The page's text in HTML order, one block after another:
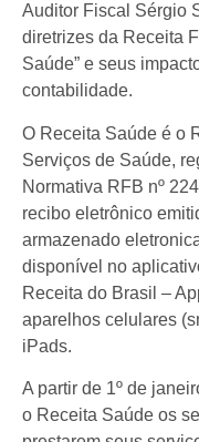
Auditor Fiscal Sérgio
diretrizes da Receita
Saúde” e seus
contabilidade.
O Receita Saúde é o
Serviços de Saúde,
Normativa RFB nº
recibo eletrônico
armazenado
disponível no
Receita do Brasil –
aparelhos celulares
iPads.
A partir de 1º de
o Receita Saúde os